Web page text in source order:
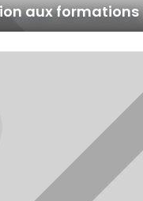
aux formations